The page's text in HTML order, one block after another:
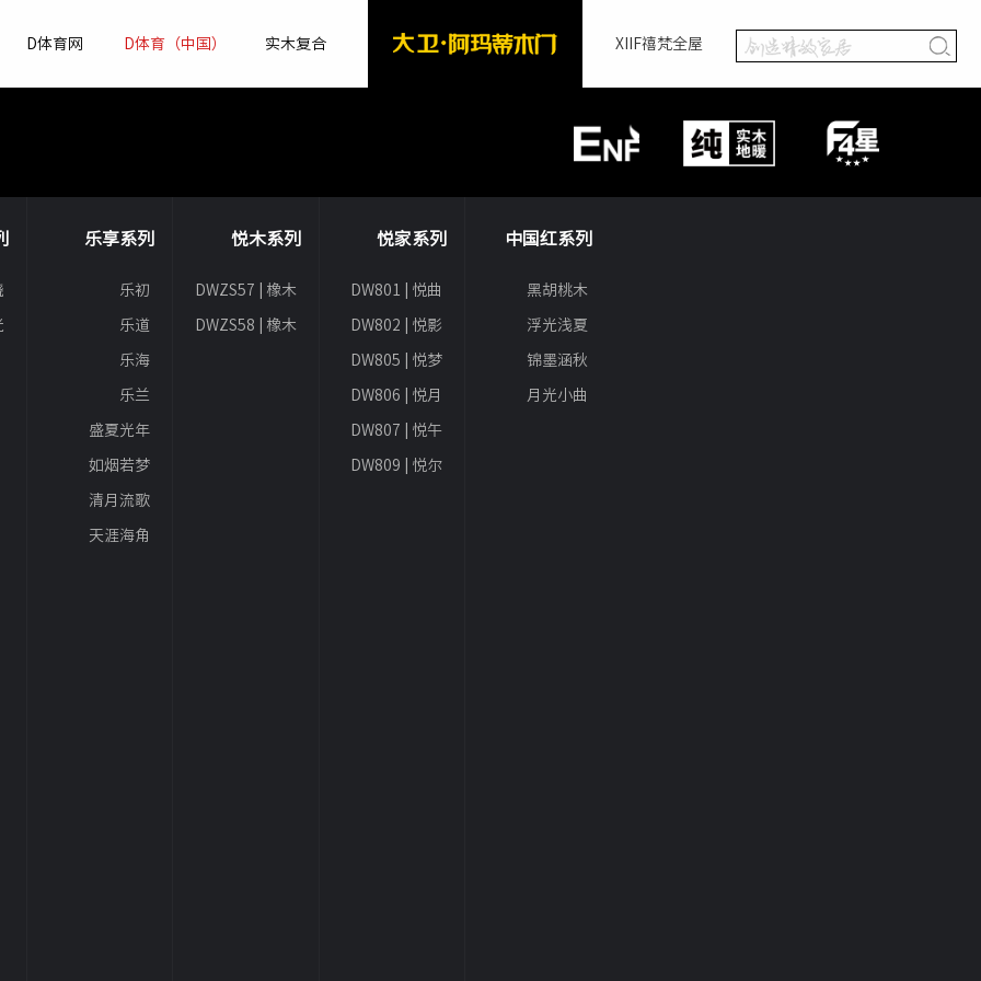
D体育网 D体育（中国） 实木复合 XIIF禧梵全屋
乐享系列
乐初
乐道
乐海
乐兰
盛夏光年
如烟若梦
清月流歌
天涯海角
悦木系列
DWZS57 | 橡木
DWZS58 | 橡木
悦家系列
DW801 | 悦曲
DW802 | 悦影
DW805 | 悦梦
DW806 | 悦月
DW807 | 悦午
DW809 | 悦尔
中国红系列
黑胡桃木
浮光浅夏
锦墨涵秋
月光小曲